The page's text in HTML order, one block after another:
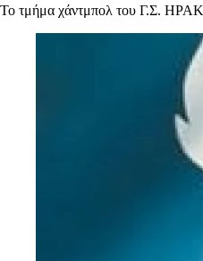
Το τμήμα χάντμπολ του Γ.Σ.